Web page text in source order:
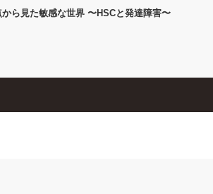
から見た敏感な世界 〜HSCと発達障害〜